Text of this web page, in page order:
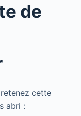
de
cette
abri :